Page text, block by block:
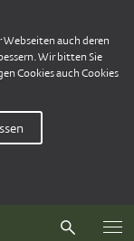
auch deren
Wir bitten Sie
Cookies auch Cookies